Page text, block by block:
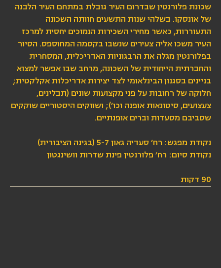
שכונת פלורנטין שבדרום העיר גובלת במתחם העיר הלבנה
של אונסקו. בשלהי שנות התשעים חוותה השכונה
התעוררות, כאשר מחירי השכירות הנמוכים יחסית למרכז
העיר משכו אליה צעירים שנשבו בקסמה המחוספס. הסיור
בפלורנטין מגלה את הרבגוניות האדריכלית, המסחרית
והחברתית הייחודית של השכונה, מרחב שבו אפשר למצוא
בניינים בסגנון הבינלאומי לצד יצירות אדריכלות אקלקטית;
חלוקה של רחובות על פני מקצועות שונים (תבלינים,
צעצועים, סיטונאות אופנה וכו׳); ושווקים היסטוריים שוקקים
שסביבם מסעדות וברים אופנתיים.
נקודת מפגש: רח׳ סעדיה גאון 5-7 (בגינה הציבורית)
נקודת סיום: רח׳ פלורנטין פינת שדרות וושינגטון
90 דקות